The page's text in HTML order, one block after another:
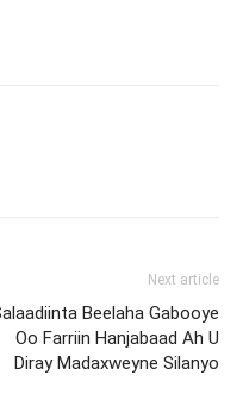
Next article
Beelaha Gabooye
Oo Farriin Hanjabaad Ah U
Diray Madaxweyne Silanyo